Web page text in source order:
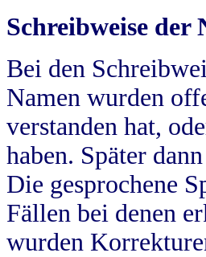
Schreibweise der
Bei den
Namen wurden
verstanden hat,
haben. Später
Die gesprochene
Fällen bei denen
wurden